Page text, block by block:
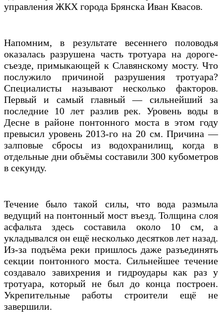
управления ЖКХ города Брянска Иван Квасов.
Напомним, в результате весеннего половодья
оказалась разрушена часть тротуара на дороге-
съезде, примыкающей к Славянскому мосту. Что
послужило причиной разрушения тротуара?
Специалисты называют несколько факторов.
Первый и самый главный — сильнейший за
последние 10 лет разлив рек. Уровень воды в
Десне в районе понтонного моста в этом году
превысил уровень 2013-го на 20 см. Причина —
залповые сбросы из водохранилищ, когда в
отдельные дни объёмы составили 300 кубометров
в секунду.
Течение было такой силы, что вода размыла
ведущий на понтонный мост въезд. Толщина слоя
асфальта здесь составила около 10 см, а
укладывался он ещё несколько десятков лет назад.
Из-за подъёма реки пришлось даже разъединять
секции понтонного моста. Сильнейшее течение
создавало завихрения и гидроудары как раз у
тротуара, который не был до конца построен.
Укрепительные работы строители ещё не
завершили.